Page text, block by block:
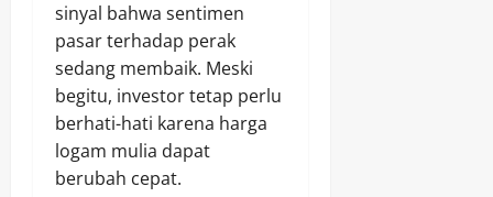
sinyal bahwa sentimen
pasar terhadap perak
sedang membaik. Meski
begitu, investor tetap perlu
berhati-hati karena harga
logam mulia dapat
berubah cepat.